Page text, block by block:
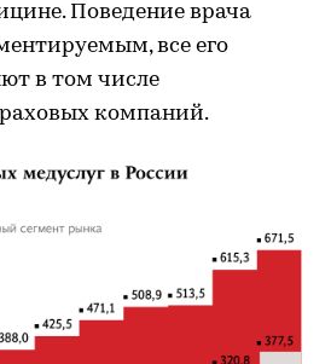
Поведение врача
все его
в том числе
компаний.